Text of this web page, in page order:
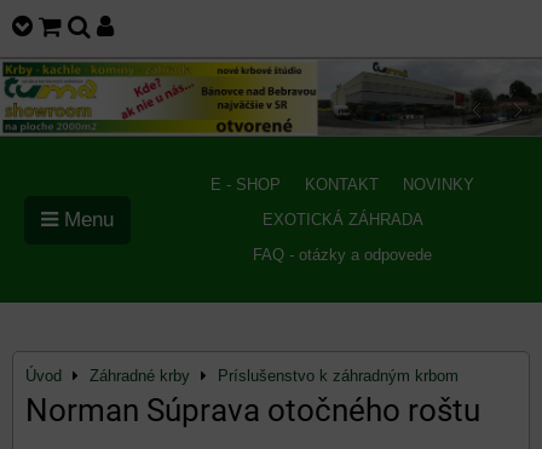
E - SHOP KONTAKT
NOVINKY
EXOTICKÁ ZÁHRADA
FAQ - otázky a odpovede
Menu
Úvod Záhradné krby Príslušenstvo k záhradným krbom
Norman Súprava otočného roštu